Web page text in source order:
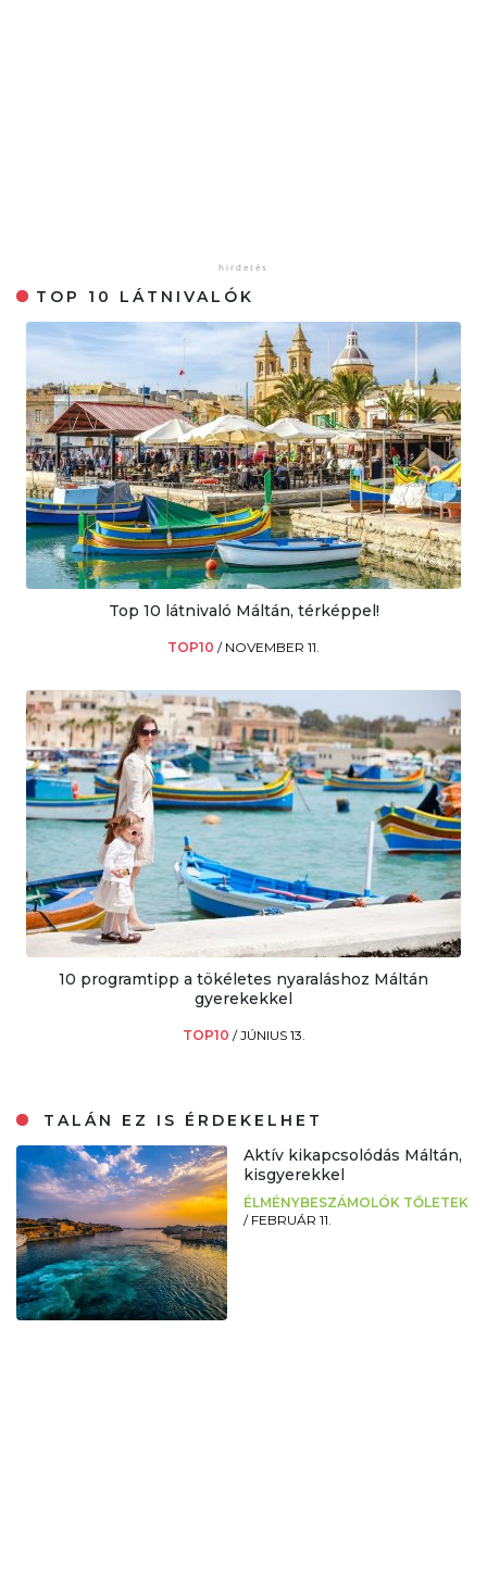
TOP 10 LÁTNIVALÓK
Top 10 látnivaló Máltán, térképpel!
TOP10 / NOVEMBER 11.
10 programtipp a tökéletes nyaraláshoz Máltán
gyerekekkel
TOP10 /JÚNIUS 13.
TALÁN EZ IS ÉRDEKELHET
Aktív kikapcsolódás Máltán,
kisgyerekkel
ÉLMÉNYBESZÁMOLÓK TŐLETEK
/ FEBRUÁR 11.